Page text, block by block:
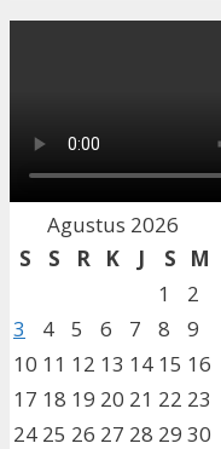
Agustus 2026
S
S R K J S
M
1
2
3
4 5 6 7 8
9
10 11 12 13 14 15 16
17 18 19 20 21 22 23
24 25 26 27 28 29 30